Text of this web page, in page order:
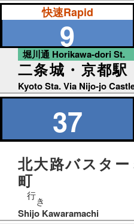
快速Rapid
9
堀川通 Horikawa-dori St.
二条城・京都駅
Kyoto Sta. Via Nijo-jo
37
北大路バスタ
町
行き
Shijo Kawaramachi